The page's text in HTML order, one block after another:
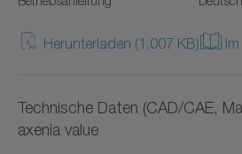
NPT
NTP
Herunterladen (1,007 KB)
Technische Daten (CAD/CAE,
axenia value